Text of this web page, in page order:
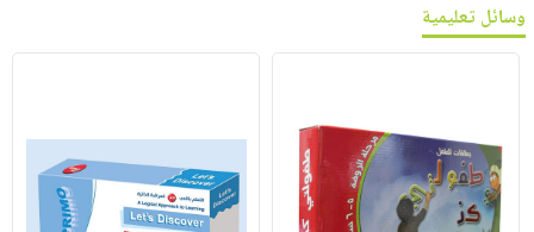
وسائل تعليمية